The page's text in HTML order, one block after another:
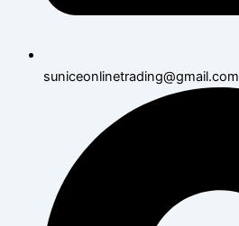
suniceonlinetrading@gmail.com